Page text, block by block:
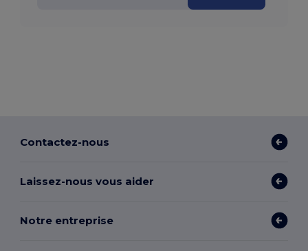
Contactez-nous
Laissez-nous vous aider
Notre entreprise